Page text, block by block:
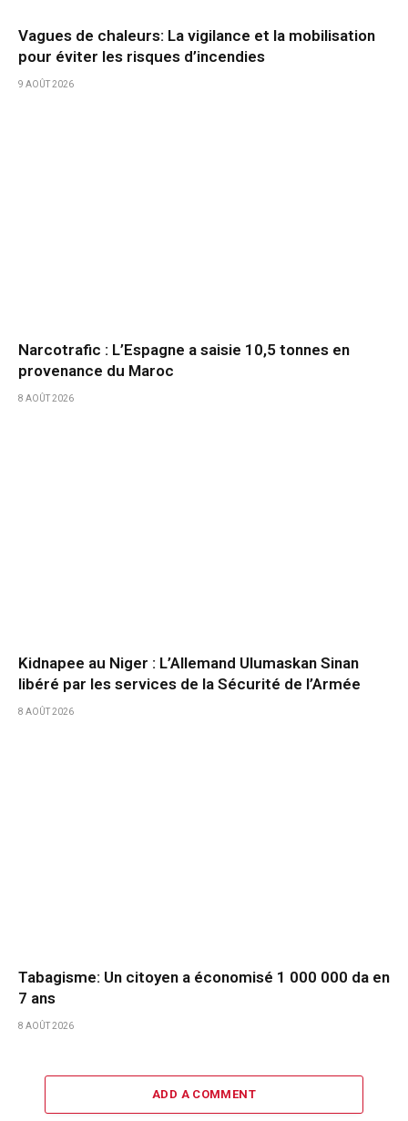
Vagues de chaleurs: La vigilance et la mobilisation
pour éviter les risques d’incendies
9 AOÛT 2026
Narcotrafic : L’Espagne a saisie 10,5 tonnes en
provenance du Maroc
8 AOÛT 2026
Kidnapee au Niger : L’Allemand Ulumaskan Sinan
libéré par les services de la Sécurité de l’Armée
8 AOÛT 2026
Tabagisme: Un citoyen a économisé 1 000 000 da en
7 ans
8 AOÛT 2026
ADD A COMMENT